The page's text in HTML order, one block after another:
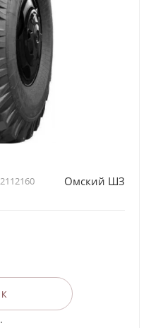
Омский ШЗ